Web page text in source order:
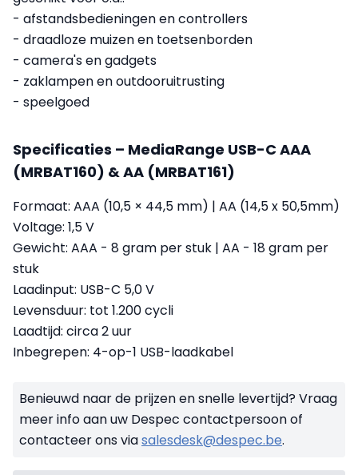
- afstandsbedieningen en controllers
- draadloze muizen en toetsenborden
- camera's en gadgets
- zaklampen en outdooruitrusting
- speelgoed
Specificaties – MediaRange USB-C AAA
(MRBAT160) & AA (MRBAT161)
Formaat: AAA (10,5 × 44,5 mm) | AA (14,5 x 50,5mm)
Voltage: 1,5 V
Gewicht: AAA - 8 gram per stuk | AA - 18 gram per
stuk
Laadinput: USB-C 5,0 V
Levensduur: tot 1.200 cycli
Laadtijd: circa 2 uur
Inbegrepen: 4-op-1 USB-laadkabel
Benieuwd naar de prijzen en snelle levertijd? Vraag
meer info aan uw Despec contactpersoon of
contacteer ons viasalesdesk@despec.be.